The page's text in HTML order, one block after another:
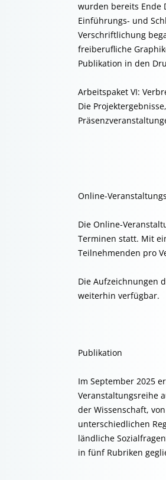
wurden bereits Ende
Einführungs- und
Verschriftlichung
freiberufliche
Publikation in den
Arbeitspaket VI:
Die
Online-
Die Online-
Terminen statt. Mit
Teilnehmenden pro
Die Aufzeichnungen
weiterhin verfügbar.
Publikation
Im September 2025
Veranstaltungsreihe
der Wissenschaft,
unterschiedlichen
ländliche
in fünf Rubriken